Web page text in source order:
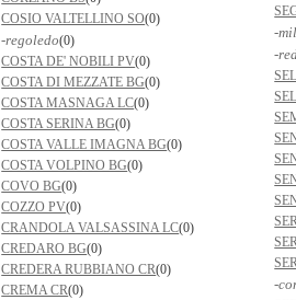
COSIO VALTELLINO SO(0)
-regoledo(0)
COSTA DE' NOBILI PV(0)
COSTA DI MEZZATE BG(0)
COSTA MASNAGA LC(0)
COSTA SERINA BG(0)
COSTA VALLE IMAGNA BG(0)
COSTA VOLPINO BG(0)
COVO BG(0)
COZZO PV(0)
CRANDOLA VALSASSINA LC(0)
CREDARO BG(0)
CREDERA RUBBIANO CR(0)
CREMA CR(0)
-
-
-